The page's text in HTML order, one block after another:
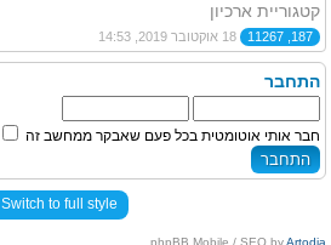
קטגוריית ארכיון
187, 11267
התחבר
חבר אותי אוטומטית בכל פעם שאבקר ממחשב זה
Switch to full style